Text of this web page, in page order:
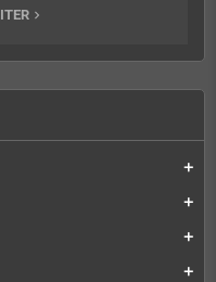
add
add
add
add
navigate_next